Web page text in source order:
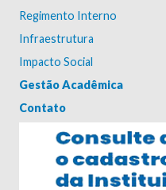
Regimento Interno
Infraestrutura
Impacto Social
Gestão Acadêmica
Contato